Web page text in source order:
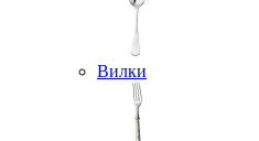
Вилки